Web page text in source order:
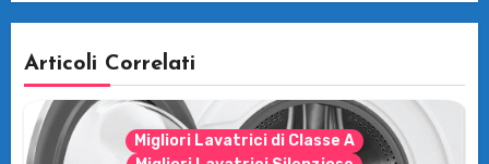
Articoli Correlati
Migliori Lavatrici di Classe A